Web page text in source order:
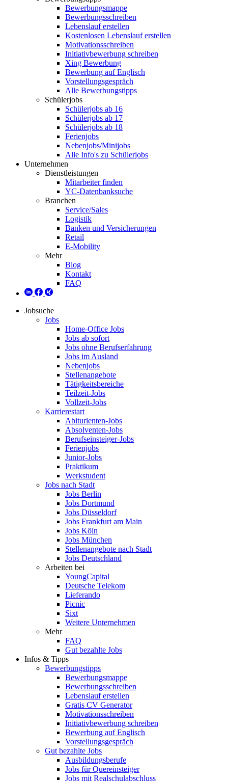
Bewerbungsmappe
Bewerbungsschreiben
Lebenslauf erstellen
Kostenlosen Lebenslauf erstellen
Motivationsschreiben
Initiativbewerbung schreiben
Xing Bewerbung
Bewerbung auf Englisch
Vorstellungsgespräch
Alle Bewerbungstipps
Schülerjobs
Schülerjobs ab 16
Schülerjobs ab 17
Schülerjobs ab 18
Ferienjobs
Nebenjobs/Minijobs
Alle Info's zu Schülerjobs
Unternehmen
Dienstleistungen
Mitarbeiter finden
YC-Datenbanksuche
Branchen
Service/Sales
Logistik
Banken und Versicherungen
Retail
E-Mobility
Mehr
Blog
Kontakt
FAQ
Jobsuche
Jobs
Home-Office Jobs
Jobs ab sofort
Jobs ohne Berufserfahrung
Jobs im Ausland
Nebenjobs
Stellenangebote
Tätigkeitsbereiche
Teilzeit-Jobs
Vollzeit-Jobs
Karrierestart
Abiturienten-Jobs
Absolventen-Jobs
Berufseinsteiger-Jobs
Ferienjobs
Junior-Jobs
Praktikum
Werkstudent
Jobs nach Stadt
Jobs Berlin
Jobs Dortmund
Jobs Düsseldorf
Jobs Frankfurt am Main
Jobs Köln
Jobs München
Stellenangebote nach Stadt
Jobs Deutschland
Arbeiten bei
YoungCapital
Deutsche Telekom
Lieferando
Picnic
Sixt
Weitere Unternehmen
Mehr
FAQ
Gut bezahlte Jobs
Infos & Tipps
Bewerbungstipps
Bewerbungsmappe
Bewerbungsschreiben
Lebenslauf erstellen
Gratis CV Generator
Motivationsschreiben
Initiativbewerbung schreiben
Bewerbung auf Englisch
Vorstellungsgespräch
Gut bezahlte Jobs
Ausbildungsberufe
Jobs für Quereinsteiger
Jobs mit Realschulabschluss